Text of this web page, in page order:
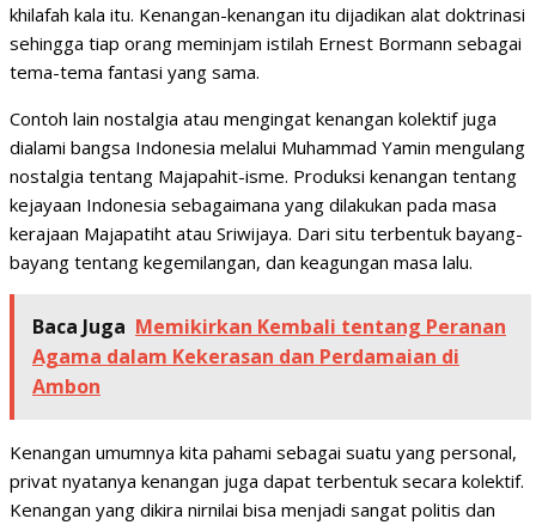
khilafah kala itu. Kenangan-kenangan itu dijadikan alat doktrinasi
sehingga tiap orang meminjam istilah Ernest Bormann sebagai
tema-tema fantasi yang sama.
Contoh lain nostalgia atau mengingat kenangan kolektif juga
dialami bangsa Indonesia melalui Muhammad Yamin mengulang
nostalgia tentang Majapahit-isme. Produksi kenangan tentang
kejayaan Indonesia sebagaimana yang dilakukan pada masa
kerajaan Majapatiht atau Sriwijaya. Dari situ terbentuk bayang-
bayang tentang kegemilangan, dan keagungan masa lalu.
Baca Juga Memikirkan Kembali tentang Peranan
Agama dalam Kekerasan dan Perdamaian di
Ambon
Kenangan umumnya kita pahami sebagai suatu yang personal,
privat nyatanya kenangan juga dapat terbentuk secara kolektif.
Kenangan yang dikira nirnilai bisa menjadi sangat politis dan